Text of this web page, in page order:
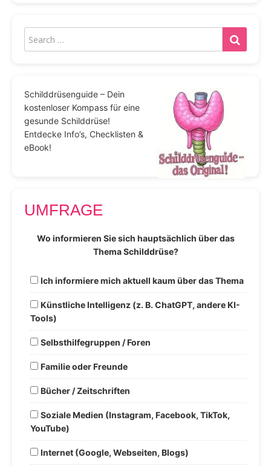
Schilddrüsenguide – Dein
kostenloser Kompass für eine
gesunde Schilddrüse!
Entdecke Info’s, Checklisten &
eBook!
UMFRAGE
Wo informieren Sie sich hauptsächlich über das
Thema Schilddrüse?
Ich informiere mich aktuell kaum über das Thema
Künstliche Intelligenz (z. B. ChatGPT, andere KI-
Tools)
Selbsthilfegruppen / Foren
Familie oder Freunde
Bücher / Zeitschriften
Soziale Medien (Instagram, Facebook, TikTok,
YouTube)
Internet (Google, Webseiten, Blogs)